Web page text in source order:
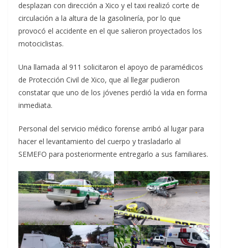
desplazan con dirección a Xico y el taxi realizó corte de
circulación a la altura de la gasolinería, por lo que
provocó el accidente en el que salieron proyectados los
motociclistas.
Una llamada al 911 solicitaron el apoyo de paramédicos
de Protección Civil de Xico, que al llegar pudieron
constatar que uno de los jóvenes perdió la vida en forma
inmediata.
Personal del servicio médico forense arribó al lugar para
hacer el levantamiento del cuerpo y trasladarlo al
SEMEFO para posteriormente entregarlo a sus familiares.